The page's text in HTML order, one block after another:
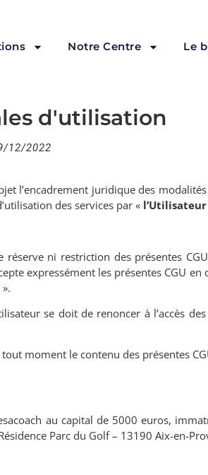
Notre Centre Le
d'utilisation
12/2022
l’encadrement juridique des
’utilisation des services par « l’Utilisateur
ni restriction des présentes
expressément les présentes CGU en
se doit de renoncer à l’accès
moment le contenu des présentes
au capital de 5000 euros,
Parc du Golf – 13190 Aix-en-